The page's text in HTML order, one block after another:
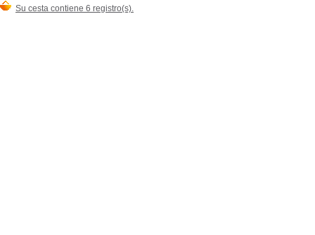
Su cesta contiene 6 registro(s).